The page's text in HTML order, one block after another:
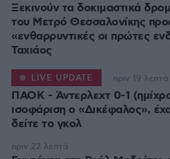
Ξεκινούν τα δοκιμαστικά
του Μετρό Θεσσαλονίκης
«ενθαρρυντικές οι πρώτες
Ταχιάος
ΠΑΟΚ - Άντερλεχτ 0-1
ισοφάριση ο «Δικέφαλος»,
LIVE UPDATE πριν 19 λεπτά
πριν 22 λεπτά